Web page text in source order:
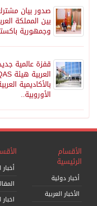
صدور بيان
بين المملكة
وجمهورية
قفزة عالمية
بالأكاديمية
الأوروبية..
الأقسام
الرئيسية
أخبار دولية
الأخبار العربية